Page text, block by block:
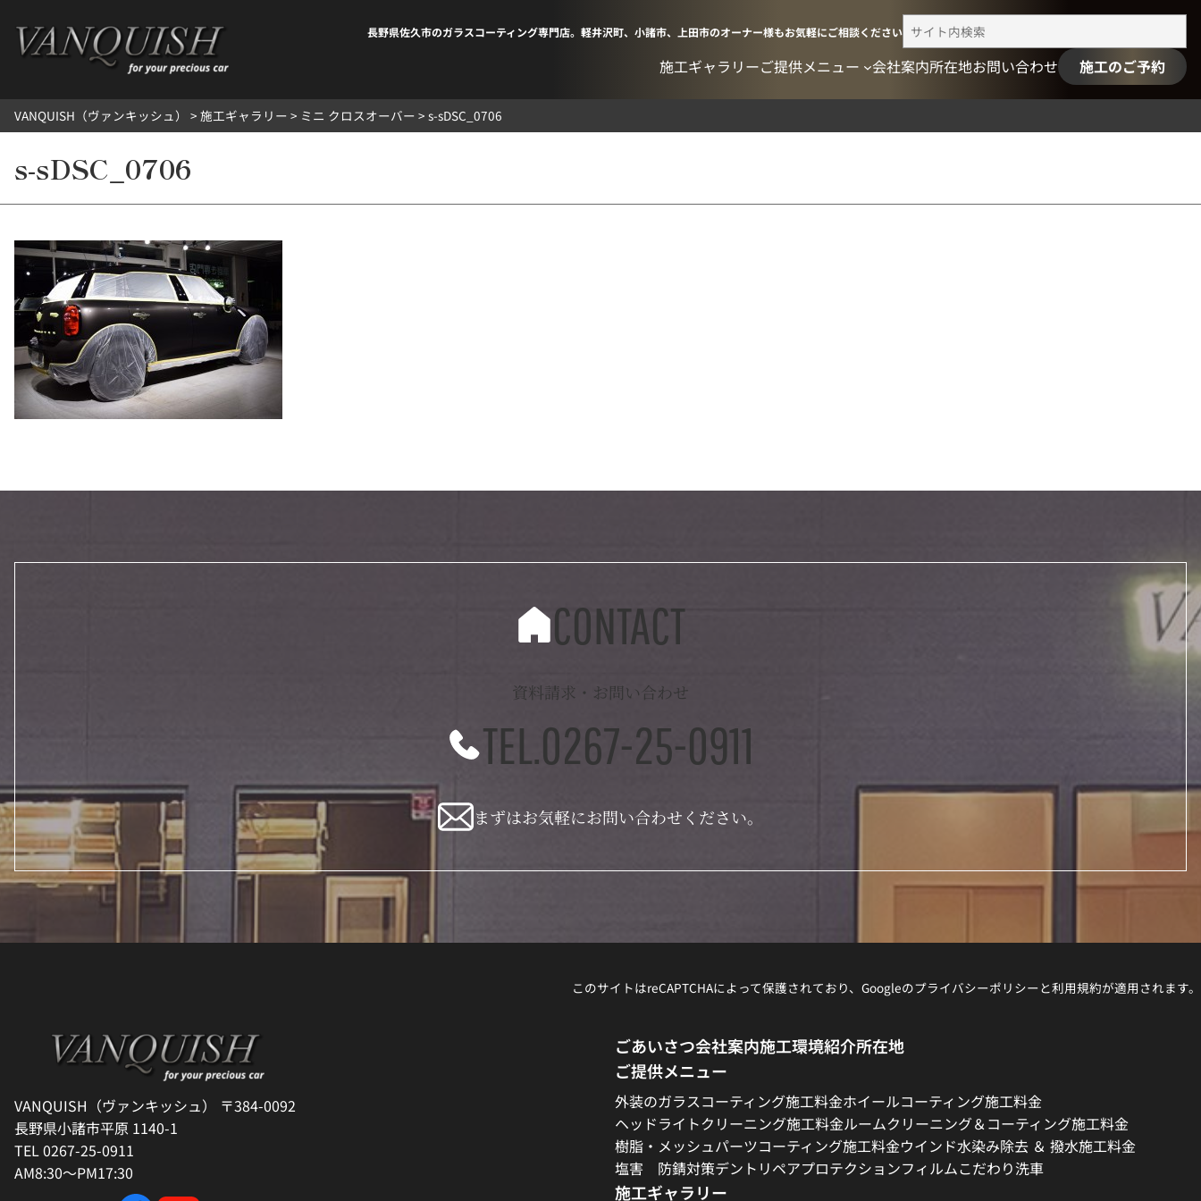
キ
長野県佐久市のガラスコーティング専門店。軽井沢町、小諸市、上田市のオーナー様もお気軽にご相談ください検
索
施工ギャラリーご提供メニュー 会社案内所在地お問い合わせ 施工のご予約
VANQUISH（ヴァンキッシュ） > 施工ギャラリー > ミニ クロスオーバー > s-sDSC_0706
s-sDSC_0706
CONTACT
資料請求・お問い合わせ
TEL.0267-25-0911
まずはお気軽にお問い合わせください。
このサイトはreCAPTCHAによって保護されており、Googleのプライバシーポリシーと利用規約が適用されます。
VANQUISH（ヴァンキッシュ） 〒384-0092
長野県小諸市平原 1140-1
TEL 0267-25-0911
AM8:30～PM17:30
ごあいさつ会社案内施工環境紹介所在地
ご提供メニュー
外装のガラスコーティング施工料金ホイールコーティング施工料金
ヘッドライトクリーニング施工料金ルームクリーニング＆コーティング施工料金
樹脂・メッシュパーツコーティング施工料金ウインド水染み除去 ＆ 撥水施工料金
塩害 防錆対策デントリペアプロテクションフィルムこだわり洗車
施工ギャラリー